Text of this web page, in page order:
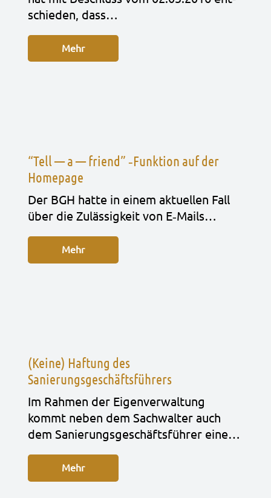
schie­den, dass…
Mehr
“Tell — a — friend” ‑Funktion auf der
Homepage
Der BGH hatte in einem aktu­el­len Fall
über die Zuläs­sig­keit von E‑Mails…
Mehr
(Keine) Haftung des
Sanierungsgeschäftsführers
Im Rah­men der Eigen­ver­wal­tung
kommt neben dem Sach­wal­ter auch
dem Sanie­rungs­ge­schäfts­füh­rer eine…
Mehr